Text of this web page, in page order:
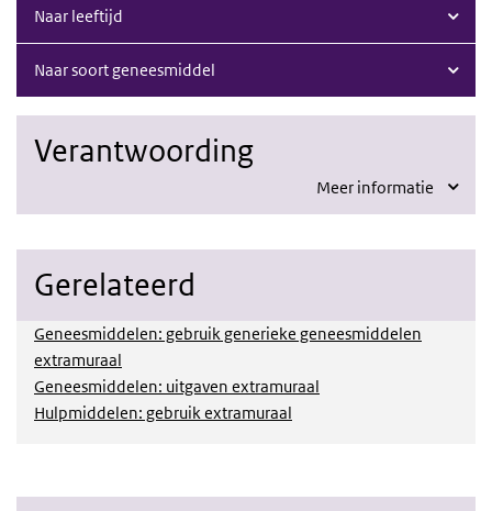
Naar leeftijd
Naar soort geneesmiddel
Verantwoording
Meer informatie
Gerelateerd
Geneesmiddelen: gebruik generieke geneesmiddelen
extramuraal
Geneesmiddelen: uitgaven extramuraal
Hulpmiddelen: gebruik extramuraal